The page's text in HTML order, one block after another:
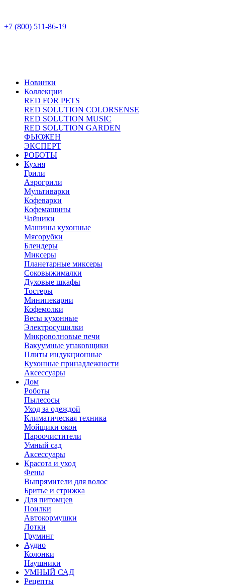
+7 (800) 511-86-19
Новинки
Коллекции
RED FOR PETS
RED SOLUTION COLORSENSE
RED SOLUTION MUSIC
RED SOLUTION GARDEN
ФЬЮЖЕН
ЭКСПЕРТ
РОБОТЫ
Кухня
Грили
Аэрогрили
Мультиварки
Кофеварки
Кофемашины
Чайники
Машины кухонные
Мясорубки
Блендеры
Миксеры
Планетарные миксеры
Соковыжималки
Духовые шкафы
Тостеры
Минипекарни
Кофемолки
Весы кухонные
Электросушилки
Микроволновые печи
Вакуумные упаковщики
Плиты индукционные
Кухонные принадлежности
Аксессуары
Дом
Роботы
Пылесосы
Уход за одеждой
Климатическая техника
Мойщики окон
Пароочистители
Умный сад
Аксессуары
Красота и уход
Фены
Выпрямители для волос
Бритье и стрижка
Для питомцев
Поилки
Автокормушки
Лотки
Груминг
Аудио
Колонки
Наушники
УМНЫЙ САД
Рецепты